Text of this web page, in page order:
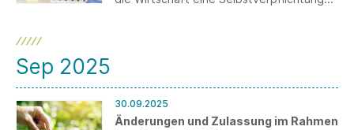
Sep 2025
30.09.2025
Änderungen und Zulassung im Rahmen